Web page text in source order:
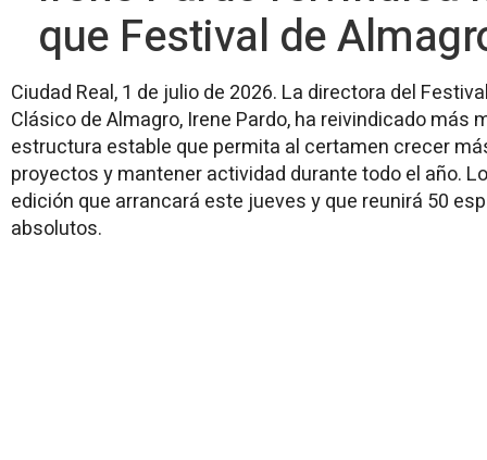
que Festival de
Ciudad Real, 1 de julio de 2026. La directora del
Clásico de Almagro, Irene Pardo, ha reivindicado más
estructura estable que permita al certamen crecer
proyectos y mantener actividad durante todo el año.
edición que arrancará este jueves y que reunirá 50
absolutos.